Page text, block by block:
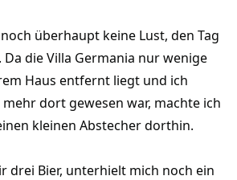
überhaupt keine Lust, den Tag
die Villa Germania nur wenige
Haus entfernt liegt und ich
dort gewesen war, machte ich
kleinen Abstecher dorthin.
drei Bier, unterhielt mich noch ein